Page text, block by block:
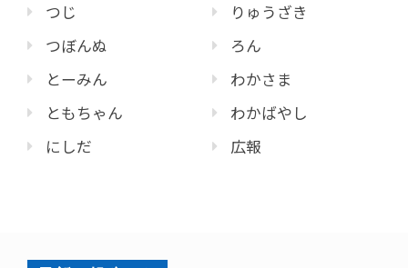
つじ
つぼんぬ
とーみん
ともちゃん
にしだ
りゅうざき
ろん
わかさま
わかばやし
広報